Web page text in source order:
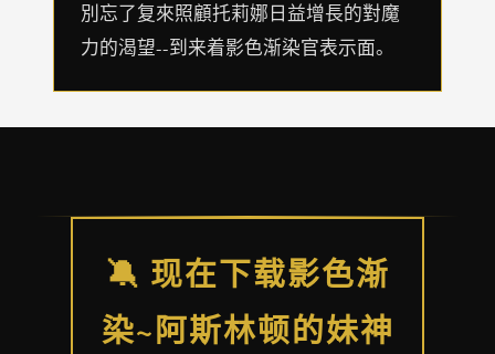
別忘了复來照顧托莉娜日益增長的對魔
力的渴望--到来着影色渐染官表示面。
🔕 现在下载影色渐
染~阿斯林顿的妹神